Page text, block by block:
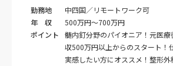
勤務地
中四国／リモートワーク可
年 収
500万円～700万円
ポイント
髄内釘分野のパイオニア！元医
収500万円以上からのスタート！
実感したい方にオススメ！整形